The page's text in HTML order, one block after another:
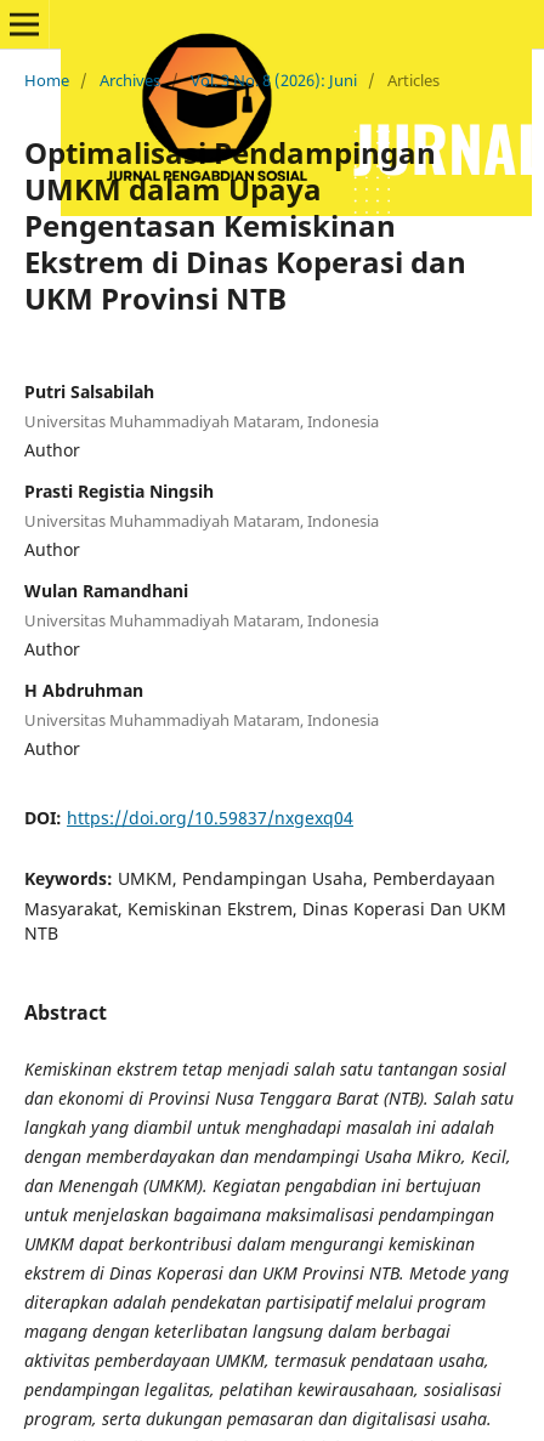
Home / Archives / Vol. 3 No. 8 (2026): Juni / Articles
Optimalisasi Pendampingan
UMKM dalam Upaya
Pengentasan Kemiskinan
Ekstrem di Dinas Koperasi dan
UKM Provinsi NTB
Putri Salsabilah
Universitas Muhammadiyah Mataram, Indonesia
Author
Prasti Registia Ningsih
Universitas Muhammadiyah Mataram, Indonesia
Author
Wulan Ramandhani
Universitas Muhammadiyah Mataram, Indonesia
Author
H Abdruhman
Universitas Muhammadiyah Mataram, Indonesia
Author
DOI: https://doi.org/10.59837/nxgexq04
Keywords: UMKM, Pendampingan Usaha, Pemberdayaan
Masyarakat, Kemiskinan Ekstrem, Dinas Koperasi Dan UKM
NTB
Abstract
Kemiskinan ekstrem tetap menjadi salah satu tantangan sosial
dan ekonomi di Provinsi Nusa Tenggara Barat (NTB). Salah satu
langkah yang diambil untuk menghadapi masalah ini adalah
dengan memberdayakan dan mendampingi Usaha Mikro, Kecil,
dan Menengah (UMKM). Kegiatan pengabdian ini bertujuan
untuk menjelaskan bagaimana maksimalisasi pendampingan
UMKM dapat berkontribusi dalam mengurangi kemiskinan
ekstrem di Dinas Koperasi dan UKM Provinsi NTB. Metode yang
diterapkan adalah pendekatan partisipatif melalui program
magang dengan keterlibatan langsung dalam berbagai
aktivitas pemberdayaan UMKM, termasuk pendataan usaha,
pendampingan legalitas, pelatihan kewirausahaan, sosialisasi
program, serta dukungan pemasaran dan digitalisasi usaha.